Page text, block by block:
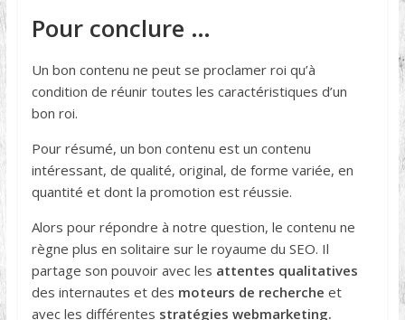
Pour conclure …
Un bon contenu ne peut se proclamer roi qu’à
condition de réunir toutes les caractéristiques d’un
bon roi.
Pour résumé, un bon contenu est un contenu
intéressant, de qualité, original, de forme variée, en
quantité et dont la promotion est réussie.
Alors pour répondre à notre question, le contenu ne
règne plus en solitaire sur le royaume du SEO. Il
partage son pouvoir avec les attentes qualitatives
des internautes et des moteurs de recherche et
avec les différentes stratégies webmarketing.